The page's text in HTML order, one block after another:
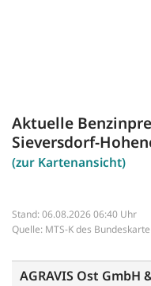
Aktuelle
Sieversdorf-
(zur Kartenansicht)
Stand: 06.08.2026 06:40 Uhr
Quelle: MTS-K des
AGRAVIS Ost GmbH